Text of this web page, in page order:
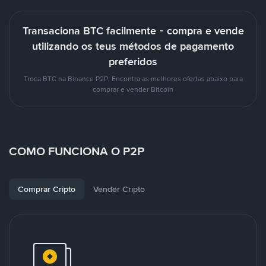
Transaciona BTC facilmente - compra e vende
utilizando os teus métodos de pagamento
preferidos
Troca BTC na Binance P2P. Encontra as melhores ofertas abaixo para
comprar e vender Bitcoin
COMO FUNCIONA O P2P
Comprar Cripto Vender Cripto